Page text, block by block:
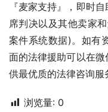
『麦家支持』，即时
席判决以及其他卖家
案件系统数据)。如有
面的法律援助可以在
供最优质的法律咨询服
浏览量: 0